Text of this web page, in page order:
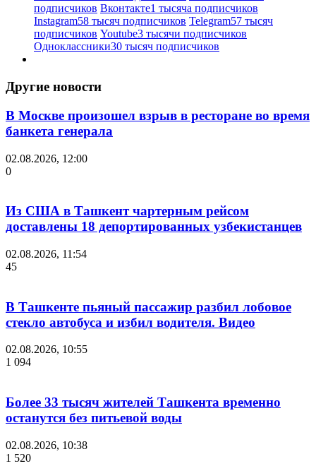
подписчиков Вконтакте1 тысяча подписчиков
Instagram58 тысяч подписчиков Telegram57 тысяч
подписчиков Youtube3 тысячи подписчиков
Одноклассники30 тысяч подписчиков
Другие новости
В Москве произошел взрыв в ресторане во время
банкета генерала
02.08.2026, 12:00
0
Из США в Ташкент чартерным рейсом
доставлены 18 депортированных узбекистанцев
02.08.2026, 11:54
45
В Ташкенте пьяный пассажир разбил лобовое
стекло автобуса и избил водителя. Видео
02.08.2026, 10:55
1 094
Более 33 тысяч жителей Ташкента временно
останутся без питьевой воды
02.08.2026, 10:38
1 520